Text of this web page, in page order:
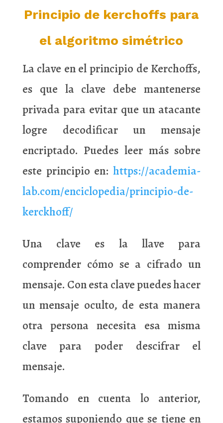
Principio de kerchoffs para
el algoritmo simétrico
La clave en el principio de Kerchoffs,
es que la clave debe mantenerse
privada para evitar que un atacante
logre decodificar un mensaje
encriptado. Puedes leer más sobre
este principio en:https://academia-
lab.com/enciclopedia/principio-de-
kerckhoff/
Una clave es la llave para
comprender cómo se a cifrado un
mensaje. Con esta clave puedes hacer
un mensaje oculto, de esta manera
otra persona necesita esa misma
clave para poder descifrar el
mensaje.
Tomando en cuenta lo anterior,
estamos suponiendo que se tiene en